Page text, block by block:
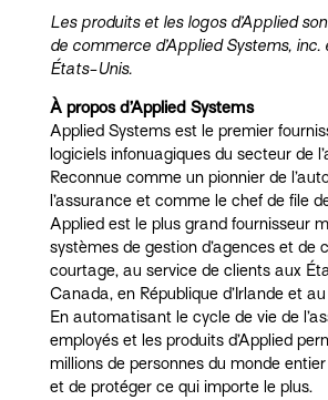
Les produits et les logos d’Applied
de commerce d’Applied Systems,
États-Unis.
À propos d’Applied Systems
Applied Systems est le premier
logiciels infonuagiques du secteur de
Reconnue comme un pionnier de
l’assurance et comme le chef de file
Applied est le plus grand fournisseur
systèmes de gestion d’agences et de
courtage, au service de clients aux
Canada, en République d’Irlande et
En automatisant le cycle de vie de
employés et les produits d’Applied
millions de personnes du monde
et de protéger ce qui importe le plus.